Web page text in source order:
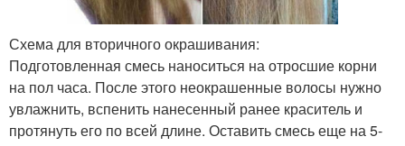
Схема для вторичного окрашивания:
Подготовленная смесь наноситься на отросшие корни
на пол часа. После этого неокрашенные волосы нужно
увлажнить, вспенить нанесенный ранее краситель и
протянуть его по всей длине. Оставить смесь еще на 5-